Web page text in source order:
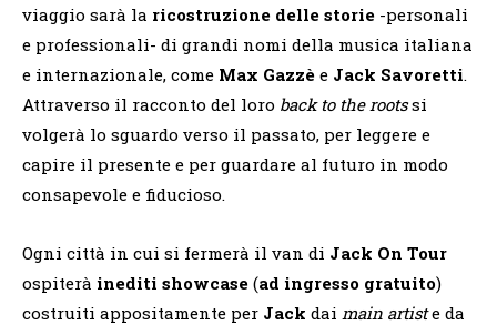
viaggio sarà la ricostruzione delle storie -personali
e professionali- di grandi nomi della musica italiana
e internazionale, come Max Gazzè e Jack Savoretti.
Attraverso il racconto del loro back to the rootssi
volgerà lo sguardo verso il passato, per leggere e
capire il presente e per guardare al futuro in modo
consapevole e fiducioso.
Ogni città in cui si fermerà il van di Jack On Tour
ospiterà inediti showcase (ad ingresso gratuito)
costruiti appositamente per Jack dai main artiste da